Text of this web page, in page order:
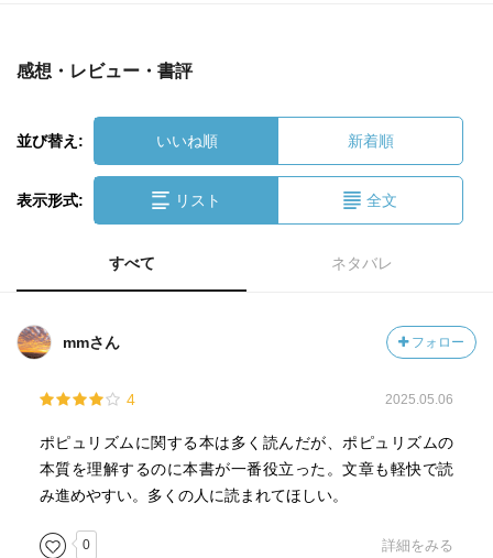
感想・レビュー・書評
並び替え: いいね順 新着順
表示形式: リスト 全文
すべて ネタバレ
mmさん フォロー
4 2025.05.06
ポピュリズムに関する本は多く読んだが、ポピュリズムの
本質を理解するのに本書が一番役立った。文章も軽快で読
み進めやすい。多くの人に読まれてほしい。
0 詳細をみる